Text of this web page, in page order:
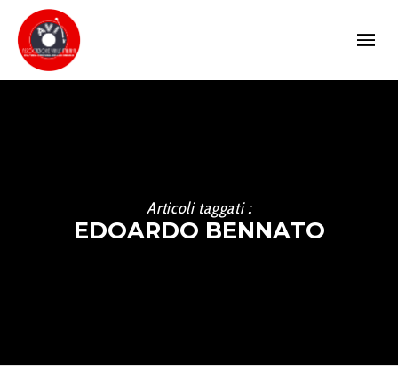
Articoli taggati :
EDOARDO BENNATO